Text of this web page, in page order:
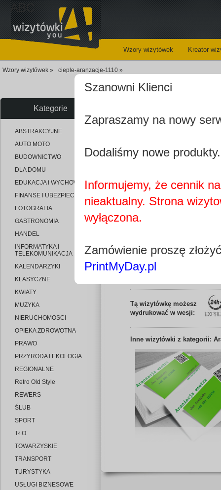
Wzory wizytówek Kreator
Wzory wizytówek » cieple-aranzacje-1110 »
Kategorie
ABSTRAKCYJNE
AUTO MOTO
BUDOWNICTWO
DLA DOMU
EDUKACJA i WYCHOWANIE
FINANSE I UBEZPIECZENIA
FOTOGRAFIA
GASTRONOMIA
HANDEL
INFORMATYKA I
TELEKOMUNIKACJA
KALENDARZYKI
KLASYCZNE
KWIATY
MUZYKA
NIERUCHOMOSCI
OPIEKA ZDROWOTNA
PRAWO
PRZYRODA I EKOLOGIA
REGIONALNE
Retro Old Style
REWERS
ŚLUB
SPORT
TŁO
TOWARZYSKIE
TRANSPORT
TURYSTYKA
USŁUGI BIZNESOWE
ABC
Edytuj
Tą wizytówkę możesz
wydrukować w wesji:
Inne wizytówki z kategorii:
Szanowni Klienci
Zapraszamy na nowy
Dodaliśmy nowe
Informujemy, że cennik
nieaktualny. Strona
wyłączona.
Zamówienie proszę
PrintMyDay.pl